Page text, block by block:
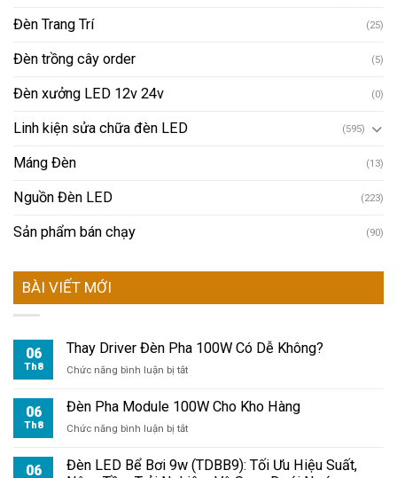
Đèn Trang Trí (25)
Đèn trồng cây order (5)
Đèn xưởng LED 12v 24v (0)
Linh kiện sửa chữa đèn LED (595)
Máng Đèn (13)
Nguồn Đèn LED (223)
Sản phẩm bán chạy (90)
BÀI VIẾT MỚI
06
Th8
Thay Driver Đèn Pha 100W Có Dễ Không?
Chức năng bình luận bị tắtở
Driver
Pha
Có
06
Th8
Đèn Pha Module 100W Cho Kho Hàng
Chức năng bình luận bị tắtở
Pha
Module
06
Đèn LED Bể Bơi 9w (TDBB9): Tối Ưu Hiệu Suất,